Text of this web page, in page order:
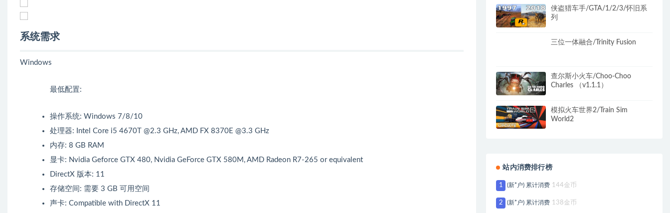
系统需求
Windows
最低配置:
操作系统: Windows 7/8/10
处理器: Intel Core i5 4670T @2.3 GHz, AMD FX 8370E @3.3 GHz
内存: 8 GB RAM
显卡: Nvidia Geforce GTX 480, Nvidia GeForce GTX 580M, AMD Radeon R7-265 or equivalent
DirectX 版本: 11
存储空间: 需要 3 GB 可用空间
声卡: Compatible with DirectX 11
侠盗猎车手/GTA/1/2/3/怀旧系
列
三位一体融合/Trinity Fusion
查尔斯小火车/Choo-Choo
Charles （v1.1.1）
模拟火车世界2/Train Sim
World2
站内消费排行榜
1 (新*户) 累计消费 144金币
2 (新*户) 累计消费 138金币